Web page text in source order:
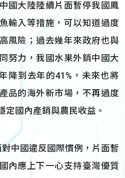
國大陸陸續片面暫停我國鳳
輸入等措施，可以知道過度
風險；過去幾年來政府也與
努力，我國水果外銷中國大
降到去年的41%，未來也將
品的海外新市場，不再過度
定國內產銷與農民收益。
中國違反國際慣例，片面暫
內應上下一心支持臺灣優質